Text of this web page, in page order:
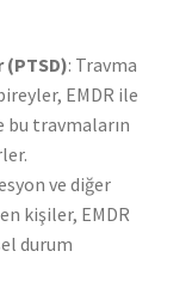
: Travma
EMDR ile
bu travmaların
ve diğer
kişiler, EMDR
durum